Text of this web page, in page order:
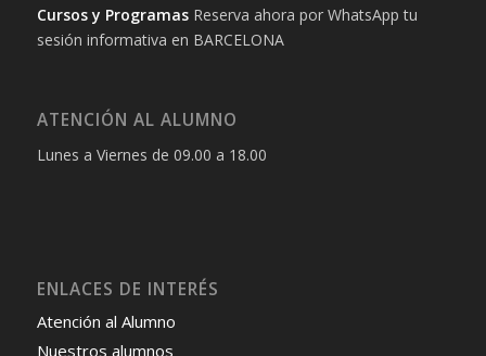
Cursos y ProgramasReserva ahora por WhatsApp tu
sesión informativa en BARCELONA
ATENCIÓN AL ALUMNO
Lunes a Viernes de 09.00 a 18.00
ENLACES DE INTERÉS
Atención al Alumno
Nuestros alumnos